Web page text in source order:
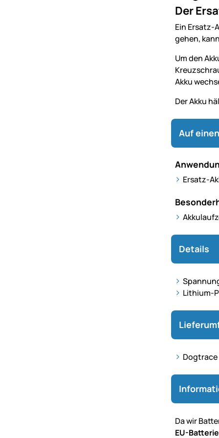
Der
Ein Ersatz-
gehen,
Um den
Akku
Der Akku
Auf
Ersatz-
Details
Lithium-
Dogtrace
Da wir
EU-